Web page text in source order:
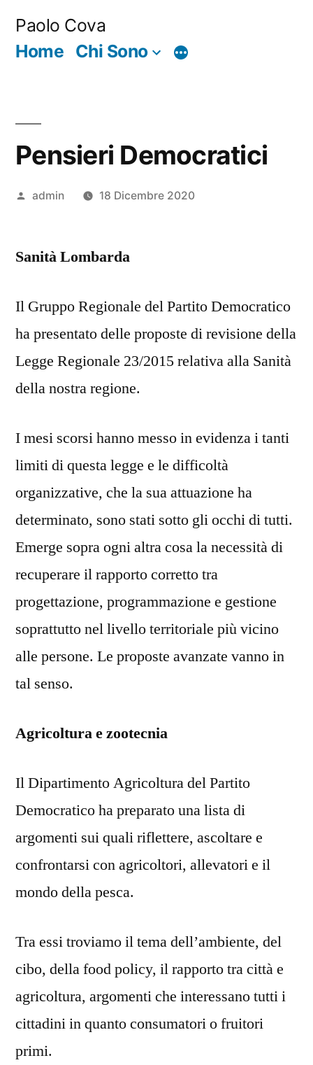
Paolo Cova
Home Chi Sono
Di
Pensieri Democratici
Pubblicato
admin 18 Dicembre 2020
Sanità Lombarda
Il Gruppo Regionale del Partito Democratico
ha presentato delle proposte di revisione della
Legge Regionale 23/2015 relativa alla Sanità
della nostra regione.
I mesi scorsi hanno messo in evidenza i tanti
limiti di questa legge e le difficoltà
organizzative, che la sua attuazione ha
determinato, sono stati sotto gli occhi di tutti.
Emerge sopra ogni altra cosa la necessità di
recuperare il rapporto corretto tra
progettazione, programmazione e gestione
soprattutto nel livello territoriale più vicino
alle persone. Le proposte avanzate vanno in
tal senso.
Agricoltura e zootecnia
Il Dipartimento Agricoltura del Partito
Democratico ha preparato una lista di
argomenti sui quali riflettere, ascoltare e
confrontarsi con agricoltori, allevatori e il
mondo della pesca.
Tra essi troviamo il tema dell’ambiente, del
cibo, della food policy, il rapporto tra città e
agricoltura, argomenti che interessano tutti i
cittadini in quanto consumatori o fruitori
primi.